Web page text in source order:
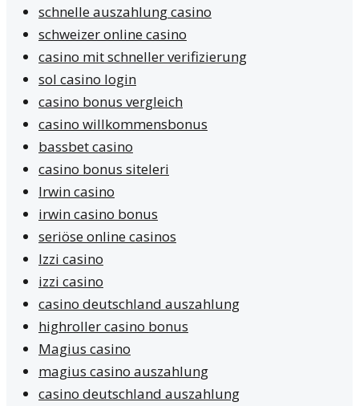
schnelle auszahlung casino
schweizer online casino
casino mit schneller verifizierung
sol casino login
casino bonus vergleich
casino willkommensbonus
bassbet casino
casino bonus siteleri
Irwin casino
irwin casino bonus
seriöse online casinos
Izzi casino
izzi casino
casino deutschland auszahlung
highroller casino bonus
Magius casino
magius casino auszahlung
casino deutschland auszahlung